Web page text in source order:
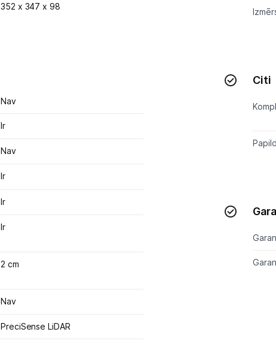
352 x 347 x 98
Nav
Ir
Nav
Ir
Ir
Ir
2 cm
Nav
PreciSense LiDAR
Citi